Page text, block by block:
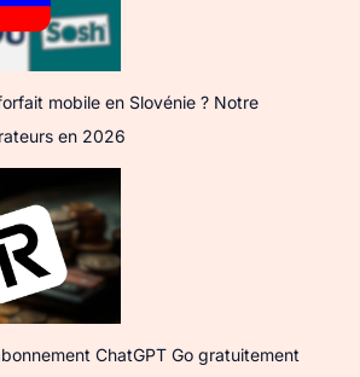
mobile en Slovénie ? Notre
en 2026
ChatGPT Go gratuitement